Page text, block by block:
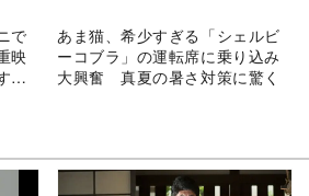
で
映
あま猫、希少すぎる「シェルビ
ーコブラ」の運転席に乗り込み
大興奮 真夏の暑さ対策に驚く